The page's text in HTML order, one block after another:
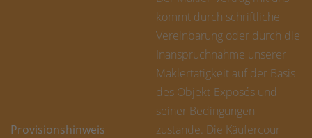
Provisionshinweis
kommt durch schriftliche
Vereinbarung oder durch die
Inanspruchnahme unserer
Maklertätigkeit auf der Basis
des Objekt-Exposés und
seiner Bedingungen
zustande. Die Käufercour